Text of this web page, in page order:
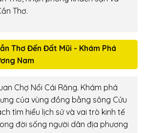
Thơ.
Thơ Đến Đất Mũi - Khám Phá
Nam
Chợ Nổi Cái Răng. Khám phá
của vùng đồng bằng sông Cửu
tìm hiểu lịch sử và vai trò kinh tế
đời sống người dân địa phương